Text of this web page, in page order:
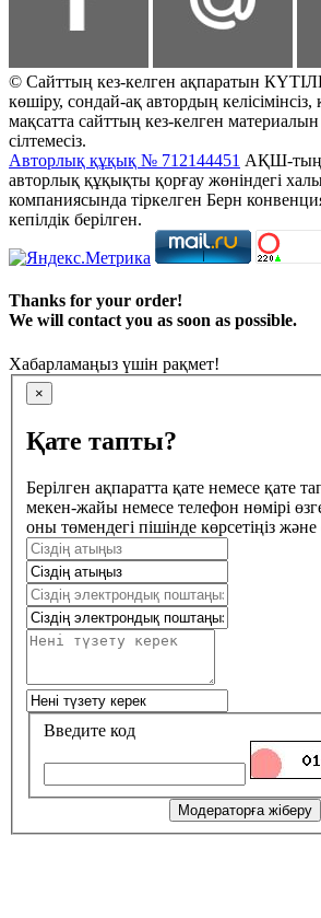
© Сайттың кез-келген ақпаратын
көшіру, сондай-ақ автордың
мақсатта сайттың кез-келген
сілтемесіз.
Авторлық құқық № 712144451 АҚШ-тың
авторлық құқықты қорғау жөніндегі
компаниясында тіркелген Берн
кепілдік берілген.
Thanks for your order!
We will contact you as soon as possible.
Хабарламаңыз үшін рақмет!
×
Қате тапты?
Берілген ақпаратта қате немесе қате
мекен-жайы немесе телефон нөмірі
оны төмендегі пішінде көрсетіңіз және
Введите код
Модераторға жіберу